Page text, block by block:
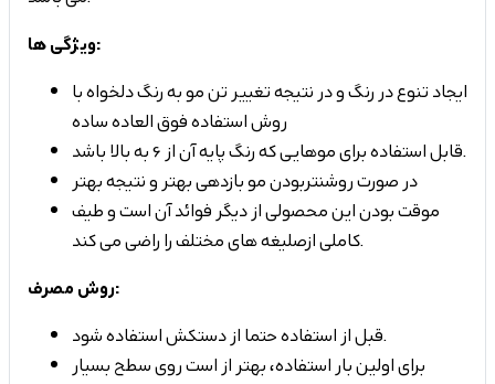
ویژگی ها:
ایجاد تنوع در رنگ و در نتیجه تغییر تن مو به رنگ دلخواه با
روش استفاده فوق العاده ساده
قابل استفاده برای موهایی که رنگ پایه آن از 6 به بالا باشد.
در صورت روشنتربودن مو بازدهی بهتر و نتیجه بهتر
موقت بودن این محصولی از دیگر فوائد آن است و طیف
کاملی ازصلیغه های مختلف را راضی می کند.
روش مصرف:
قبل از استفاده حتما از دستکش استفاده شود.
برای اولین بار استفاده، بهتر از است روی سطح بسیار